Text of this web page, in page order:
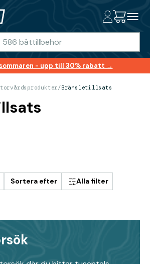
- upp till 30% rabatt →
/Bränsletillsats
Sortera efter Alla filter